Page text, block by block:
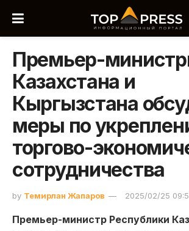
Премьер-
Казахстана и
Кыргызстана
меры по
торгово-
сотрудничества
by Темирлан Жапаров 2025/02/25
Премьер-министр Республики